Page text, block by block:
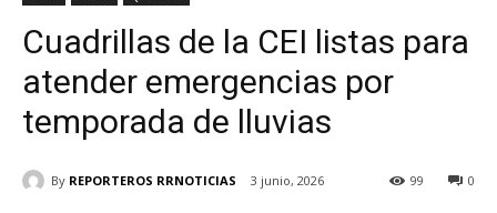
Cuadrillas de la CEI listas para
atender emergencias por
temporada de lluvias
By REPORTEROS RRNOTICIAS 3 junio, 2026 0
99